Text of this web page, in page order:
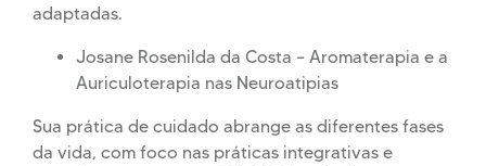
adaptadas.
Josane Rosenilda da Costa – Aromaterapia e a
Auriculoterapia nas Neuroatipias
Sua prática de cuidado abrange as diferentes fases
da vida, com foco nas práticas integrativas e